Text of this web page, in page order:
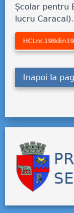
Școlar pentru
lucru Caracal).
Inapoi la